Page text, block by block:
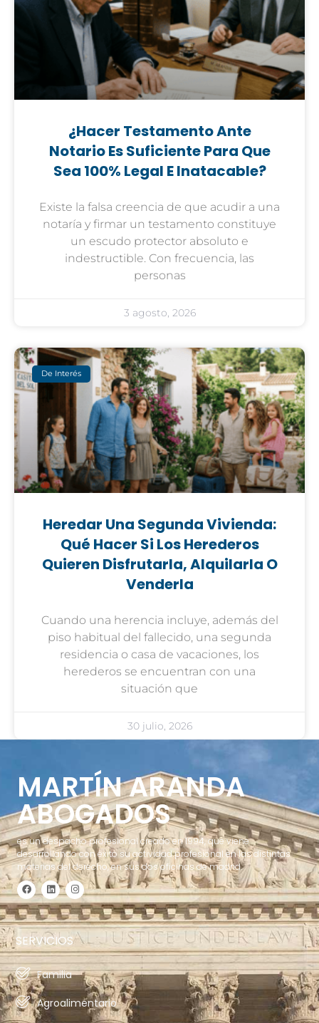
¿Hacer Testamento Ante
Notario Es Suficiente Para Que
Sea 100% Legal E Inatacable?
Existe la falsa creencia de que acudir a una
notaría y firmar un testamento constituye
un escudo protector absoluto e
indestructible. Con frecuencia, las
personas
3 agosto, 2026
De Interés
Heredar Una Segunda Vivienda:
Qué Hacer Si Los Herederos
Quieren Disfrutarla, Alquilarla O
Venderla
Cuando una herencia incluye, además del
piso habitual del fallecido, una segunda
residencia o casa de vacaciones, los
herederos se encuentran con una
situación que
30 julio, 2026
MARTÍN ARANDA
ABOGADOS
es un despacho profesional creado en 1994, que viene
desarrollando con éxito su actividad profesional en las distintas
materias del derecho, en sus dos oficinas de madrid.
SERVICIOS
Familia
Agroalimentario